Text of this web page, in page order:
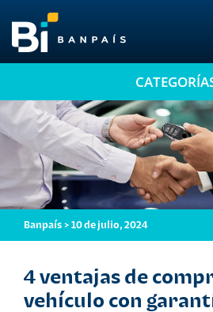
¡No te pierdas nuestro
Suscríbete a nuestro blog y recibe
electrónico, las noticias más relevantes.
Banpaís > 10 de julio, 2024
4 ventajas de
vehículo con